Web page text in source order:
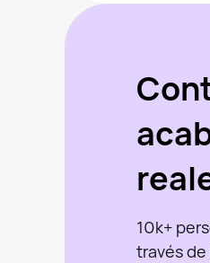
10k+
través de